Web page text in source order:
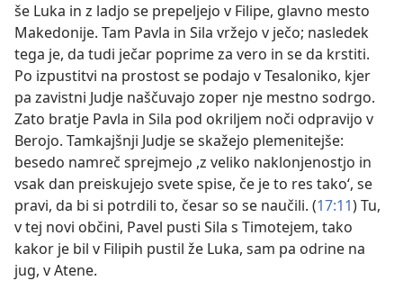
še Luka in z ladjo se prepeljejo v Filipe, glavno mesto
Makedonije. Tam Pavla in Sila vržejo v ječo; nasledek
tega je, da tudi ječar poprime za vero in se da krstiti.
Po izpustitvi na prostost se podajo v Tesaloniko, kjer
pa zavistni Judje naščuvajo zoper nje mestno sodrgo.
Zato bratje Pavla in Sila pod okriljem noči odpravijo v
Berojo. Tamkajšnji Judje se skažejo plemenitejše:
besedo namreč sprejmejo ,z veliko naklonjenostjo in
vsak dan preiskujejo svete spise, če je to res tako‘, se
pravi, da bi si potrdili to, česar so se naučili. (17:11) Tu,
v tej novi občini, Pavel pusti Sila s Timotejem, tako
kakor je bil v Filipih pustil že Luka, sam pa odrine na
jug, v Atene.